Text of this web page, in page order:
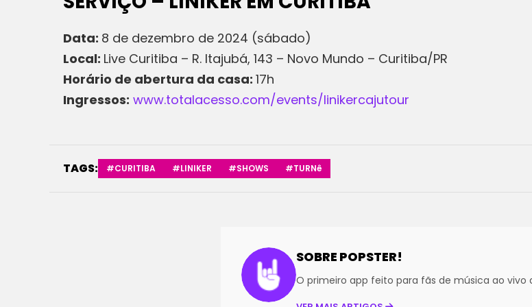
Data: 8 de dezembro de 2024 (sábado)
Local: Live Curitiba – R. Itajubá, 143 – Novo Mundo – Curitiba/PR
Horário de abertura da casa: 17h
Ingressos: www.totalacesso.com/events/linikercajutour
TAGS: #CURITIBA #LINIKER #SHOWS #TURNê
SOBRE POPSTER!
O primeiro app feito para fãs de música ao vivo